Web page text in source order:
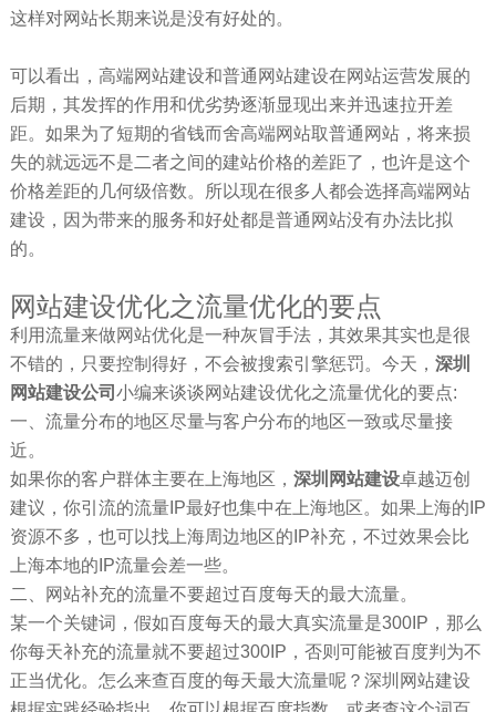
这样对网站长期来说是没有好处的。
可以看出，高端网站建设和普通网站建设在网站运营发展的
后期，其发挥的作用和优劣势逐渐显现出来并迅速拉开差
距。如果为了短期的省钱而舍高端网站取普通网站，将来损
失的就远远不是二者之间的建站价格的差距了，也许是这个
价格差距的几何级倍数。所以现在很多人都会选择高端网站
建设，因为带来的服务和好处都是普通网站没有办法比拟
的。
网站建设优化之流量优化的要点
利用流量来做网站优化是一种灰冒手法，其效果其实也是很
不错的，只要控制得好，不会被搜索引擎惩罚。今天， 深圳
网站建设公司 小编来谈谈网站建设优化之流量优化的要点:
一、流量分布的地区尽量与客户分布的地区一致或尽量接
近。
如果你的客户群体主要在上海地区， 深圳网站建设卓越迈创
建议，你引流的流量IP最好也集中在上海地区。如果上海的IP
资源不多，也可以找上海周边地区的IP补充，不过效果会比
上海本地的IP流量会差一些。
二、网站补充的流量不要超过百度每天的最大流量。
某一个关键词，假如百度每天的最大真实流量是300IP，那么
你每天补充的流量就不要超过300IP，否则可能被百度判为不
正当优化。怎么来查百度的每天最大流量呢？深圳网站建设